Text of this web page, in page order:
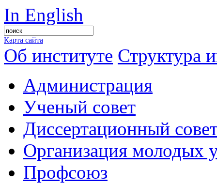
In English
Карта сайта
Об институте Структура
Администрация
Ученый совет
Диссертационный
Организация молодых
Профсоюз